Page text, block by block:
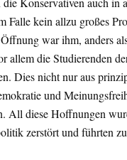
Falle kein allzu großes
war ihm, anders
allem die Studierenden
Dies nicht nur aus
und
All diese Hoffnungen
zerstört und führten